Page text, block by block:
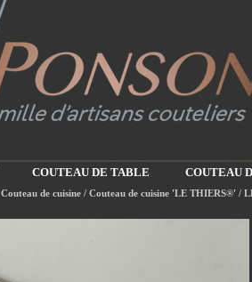
COUTEAU DE TABLE COUTEAU
Couteau de cuisine / Couteau de cuisine 'LE THIERS®' /